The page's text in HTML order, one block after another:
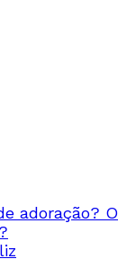
adoração? O